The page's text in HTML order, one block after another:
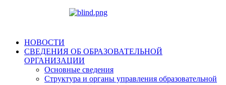
НОВОСТИ
СВЕДЕНИЯ ОБ ОБРАЗОВАТЕЛЬНОЙ
ОРГАНИЗАЦИИ
Основные сведения
Структура и органы управления образовательной